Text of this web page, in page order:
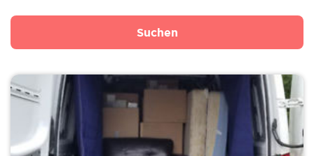
Suchen